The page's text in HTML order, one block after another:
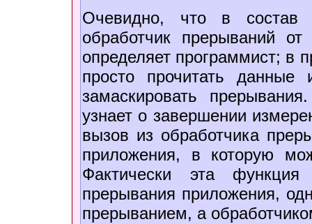
Очевидно, что в состав
обработчик прерываний
определяет программист; в
просто прочитать данные
замаскировать
узнает о завершении
вызов из обработчика
приложения, в которую
Фактически эта
прерывания приложения,
прерыванием, а